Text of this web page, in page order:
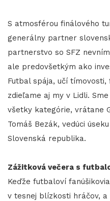
S atmosférou finálového
generálny partner
partnerstvo so SFZ
ale predovšetkým ako
Futbal spája, učí
zdieľame aj my v Lidli.
všetky kategórie, vrátane
Tomáš Bezák, vedúci
Slovenská republika.
Zážitková večera s
Keďže futbaloví
v tesnej blízkosti hráčov,